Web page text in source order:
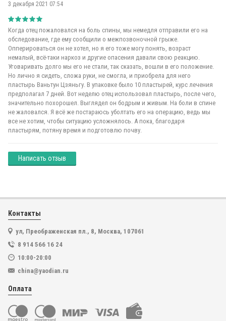
3 декабря 2021 07:54
Когда отец пожаловался на боль спины, мы немедля отправили его на
обследование, где ему сообщили о межпозвоночной грыже.
Опперироваться он не хотел, но я его тоже могу понять, возраст
немалый, всё-таки наркоз и другие опасения давали свою реакцию.
Уговаривать долго мы его не стали, так сказать, вошли в его положение.
Но лично я сидеть, сложа руки, не смогла, и приобрела для него
пластырь Ваньтун Цзяньгу. В упаковке было 10 пластырей, курс лечения
предполагал 7 дней. Вот неделю отец использовал пластырь, после чего,
значительно похорошел. Выглядел он бодрым и живым. На боли в спине
не жаловался. Я всё же постараюсь уболтать его на операцию, ведь мы
все не хотим, чтобы ситуацию усложнялось. А пока, благодаря
пластырям, потяну время и подготовлю почву.
Написать отзыв
Контакты
ул, Преображенская пл., 8, Москва, 107061
8 914 566 16 24
10:00-20:00
china@yaodian.ru
Оплата